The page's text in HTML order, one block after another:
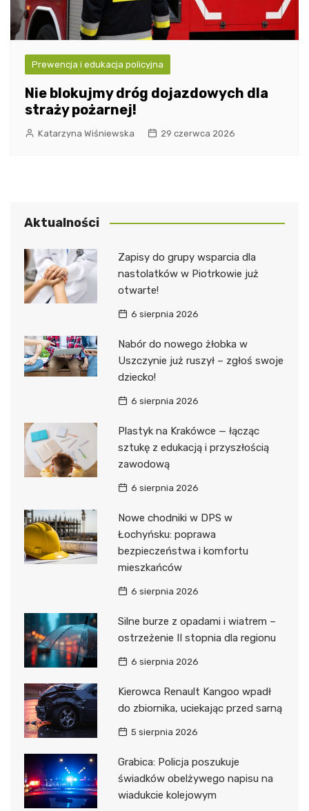
Prewencja i edukacja policyjna
Nie blokujmy dróg dojazdowych dla
straży pożarnej!
Katarzyna Wiśniewska 29 czerwca 2026
Aktualności
Zapisy do grupy wsparcia dla
nastolatków w Piotrkowie już
otwarte!
6 sierpnia 2026
Nabór do nowego żłobka w
Uszczynie już ruszył – zgłoś swoje
dziecko!
6 sierpnia 2026
Plastyk na Krakówce — łącząc
sztukę z edukacją i przyszłością
zawodową
6 sierpnia 2026
Nowe chodniki w DPS w
Łochyńsku: poprawa
bezpieczeństwa i komfortu
mieszkańców
6 sierpnia 2026
Silne burze z opadami i wiatrem –
ostrzeżenie II stopnia dla regionu
6 sierpnia 2026
Kierowca Renault Kangoo wpadł
do zbiornika, uciekając przed sarną
5 sierpnia 2026
Grabica: Policja poszukuje
świadków obelżywego napisu na
wiadukcie kolejowym